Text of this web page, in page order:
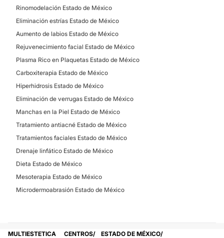
Rinomodelación Estado de México
Eliminación estrías Estado de México
Aumento de labios Estado de México
Rejuvenecimiento facial Estado de México
Plasma Rico en Plaquetas Estado de México
Carboxiterapia Estado de México
Hiperhidrosis Estado de México
Eliminación de verrugas Estado de México
Manchas en la Piel Estado de México
Tratamiento antiacné Estado de México
Tratamientos faciales Estado de México
Drenaje linfático Estado de México
Dieta Estado de México
Mesoterapia Estado de México
Microdermoabrasión Estado de México
MULTIESTETICA CENTROS
ESTADO DE MÉXICO